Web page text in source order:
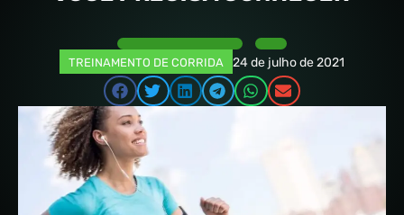
TREINAMENTO DE CORRIDA 24 de julho de 2021